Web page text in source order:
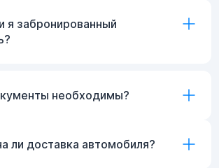
я забронированный
необходимы?
ли доставка автомобиля?